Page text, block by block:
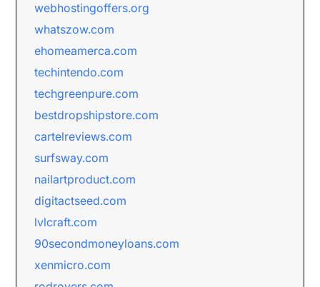
webhostingoffers.org
whatszow.com
ehomeamerca.com
techintendo.com
techgreenpure.com
bestdropshipstore.com
cartelreviews.com
surfsway.com
nailartproduct.com
digitactseed.com
lvlcraft.com
90secondmoneyloans.com
xenmicro.com